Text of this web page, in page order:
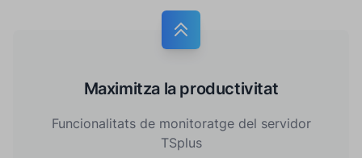
Maximitza la productivitat
Funcionalitats de monitoratge del servidor
TSplus